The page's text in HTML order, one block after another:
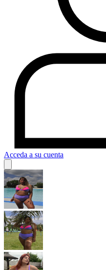
Acceda a su cuenta